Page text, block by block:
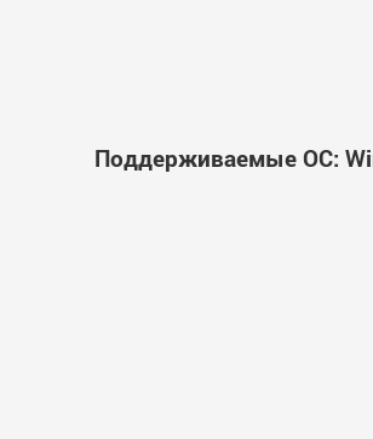
Поддерживаемые ОС: